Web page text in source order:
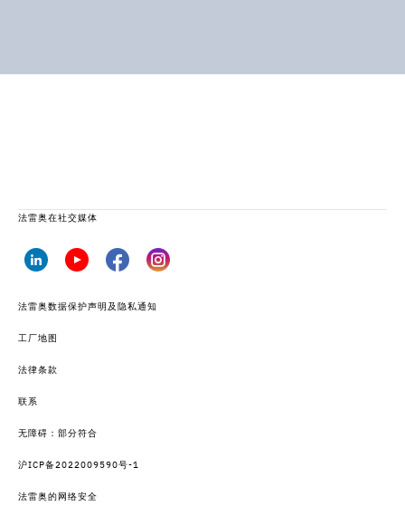
法雷奥在社交媒体
法雷奥数据保护声明及隐私通知
工厂地图
法律条款
联系
无障碍：部分符合
沪ICP备2022009590号-1
法雷奥的网络安全